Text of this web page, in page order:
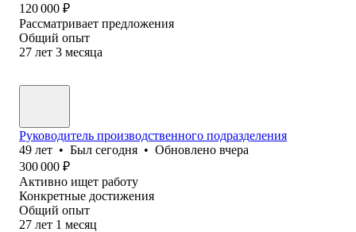
120 000 ₽
Рассматривает предложения
Общий опыт
27 лет 3 месяца
Руководитель производственного подразделения
49 лет • Был сегодня • Обновлено вчера
300 000 ₽
Активно ищет работу
Конкретные достижения
Общий опыт
27 лет 1 месяц